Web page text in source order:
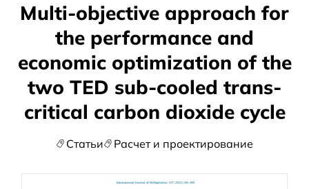
Multi-objective approach for
the performance and
economic optimization of the
two TED sub-cooled trans-
critical carbon dioxide cycle
Статьи Расчет и проектирование